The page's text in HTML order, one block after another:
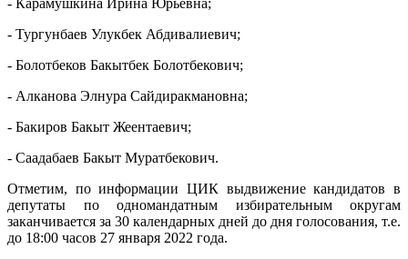
- Тургунбаев Улукбек Абдивалиевич;
- Болотбеков Бакытбек Болотбекович;
- Алканова Элнура Сайдиракмановна;
- Бакиров Бакыт Жеентаевич;
- Саадабаев Бакыт Муратбекович.
Отметим, по информации ЦИК выдвижение кандидатов в
депутаты по одномандатным избирательным округам
заканчивается за 30 календарных дней до дня голосования, т.е.
до 18:00 часов 27 января 2022 года.